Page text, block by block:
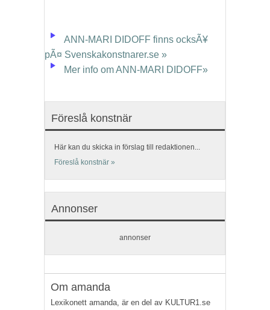
ANN-MARI DIDOFF finns ocksÃ¥
pÃ¤ Svenskakonstnarer.se »
Mer info om ANN-MARI DIDOFF»
Föreslå konstnär
Här kan du skicka in förslag till redaktionen...
Föreslå konstnär »
Annonser
annonser
Om amanda
Lexikonett amanda, är en del av KULTUR1.se